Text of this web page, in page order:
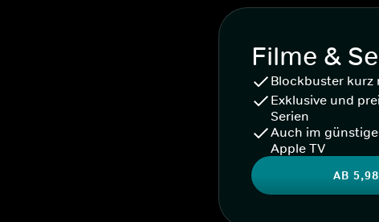
Filme &
Blockbuster kurz
Exklusive und
Serien
Auch im
Apple TV
AB